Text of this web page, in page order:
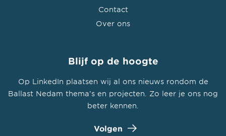
Contact
Over ons
Blijf op de hoogte
Op LinkedIn plaatsen wij al ons nieuws rondom de
Ballast Nedam thema’s en projecten. Zo leer je ons nog
beter kennen.
Volgen